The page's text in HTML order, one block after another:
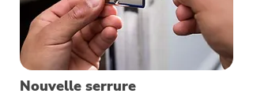
Nouvelle serrure